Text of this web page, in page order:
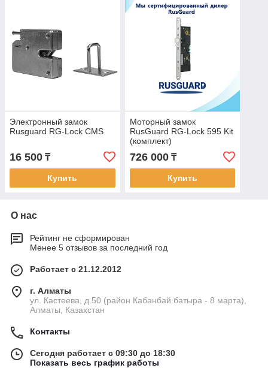
Электронный замок
Rusguard RG-Lock CMS
16 500 ₸
Купить
Моторный замок
RusGuard RG-Lock 595 Kit
(комплект)
726 000₸
Купить
О нас
Рейтинг не сформирован
Менее 5 отзывов за последний год
Работает с 21.12.2012
г. Алматы
ул. Кастеева, д.50 (район Кабанбай батыра - 8 марта),
Алматы, Казахстан
Контакты
Сегодня работает с 09:30 до 18:30
Показать весь график работы